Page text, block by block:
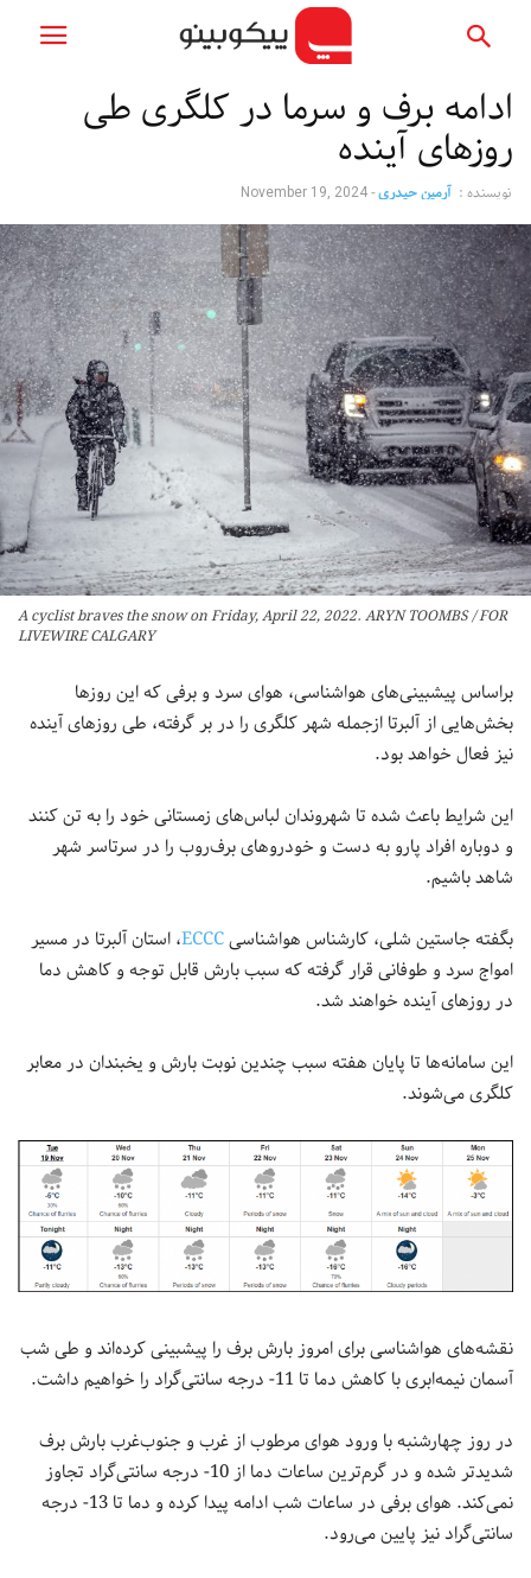
ادامه برف و سرما در کلگری طی
روزهای آینده
نویسنده : آرمین حیدری-
November 19, 2024
A cyclist braves the snow on Friday, April 22, 2022. ARYN TOOMBS / FOR
LIVEWIRE CALGARY
براساس پیشبینی‌های هواشناسی، هوای سرد و برفی که این روزها
بخش‌هایی از آلبرتا ازجمله شهر کلگری را در بر گرفته، طی روزهای آینده
نیز فعال خواهد بود.
این شرایط باعث شده تا شهروندان لباس‌های زمستانی خود را به تن کنند
و دوباره افراد پارو به دست و خودروهای برف‌روب را در سرتاسر شهر
شاهد باشیم.
بگفته جاستین شلی، کارشناس هواشناسیECCC، استان آلبرتا در مسیر
امواج سرد و طوفانی قرار گرفته که سبب بارش قابل توجه و کاهش دما
در روزهای آینده خواهند شد.
این سامانه‌ها تا پایان هفته سبب چندین نوبت بارش و یخبندان در معابر
کلگری می‌شوند.
نقشه‌های هواشناسی برای امروز بارش برف را پیشبینی کرده‌اند و طی شب
آسمان نیمه‌ابری با کاهش دما تا 11- درجه سانتی‌گراد را خواهیم داشت.
در روز چهارشنبه با ورود هوای مرطوب از غرب و جنوب‌غرب بارش برف
شدیدتر شده و در گرم‌ترین ساعات دما از 10- درجه سانتی‌گراد تجاوز
نمی‌کند. هوای برفی در ساعات شب ادامه پیدا کرده و دما تا 13- درجه
سانتی‌گراد نیز پایین می‌رود.